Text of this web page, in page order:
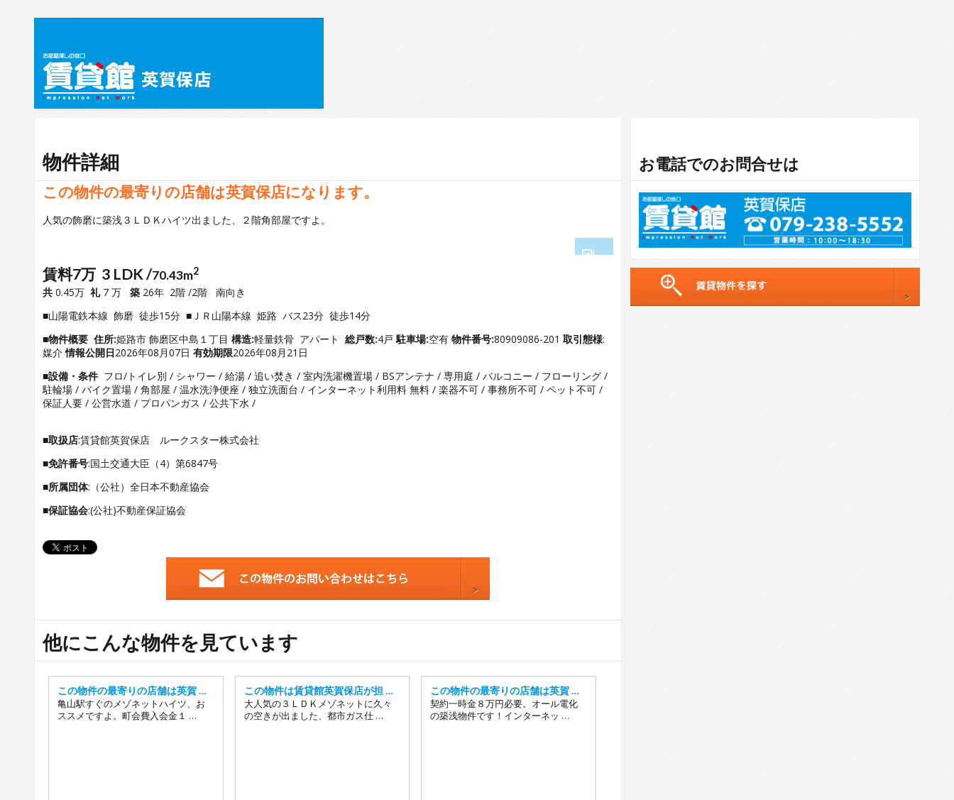
物件詳細
この物件の最寄りの店舗は英賀保店になります。
人気の飾磨に築浅３ＬＤＫハイツ出ました、２階角部屋ですよ。
4
6
17
賃料7万 3 LDK /70.43m2
共 0.45万 礼7 万 築 26年 2階 /2階 南向き
■山陽電鉄本線 飾磨 徒歩15分 ■ＪＲ山陽本線 姫路 バス23分 徒歩14分
■物件概要 住所:姫路市 飾磨区中島１丁目 構造:軽量鉄骨 アパート 総戸数:4戸 駐車場:空有 物件番号:80909086-201 取引態様:
媒介情報公開日2026年08月07日 有効期限2026年08月21日
■設備・条件 フロ/トイレ別 / シャワー / 給湯 / 追い焚き / 室内洗濯機置場 / BSアンテナ / 専用庭 / バルコニー / フローリング /
駐輪場 / バイク置場 / 角部屋 / 温水洗浄便座 / 独立洗面台 / インターネット利用料 無料 / 楽器不可 / 事務所不可 / ペット不可 /
保証人要 / 公営水道 / プロパンガス / 公共下水 /
■取扱店:賃貸館英賀保店 ルークスター株式会社
■免許番号:国土交通大臣（4）第6847号
■所属団体:（公社）全日本不動産協会
■保証協会:(公社)不動産保証協会
他にこんな物件を見ています
この物件の最寄りの店舗は英賀 …
亀山駅すぐのメゾネットハイツ、お
ススメですよ。町会費入会金１ …
この物件は賃貸館英賀保店が担 …
大人気の３ＬＤＫメゾネットに久々
の空きが出ました、都市ガス仕 …
この物件の最寄りの店舗は英賀 …
契約一時金８万円必要。オール電化
の築浅物件です！インターネッ …
お電話でのお問合せは